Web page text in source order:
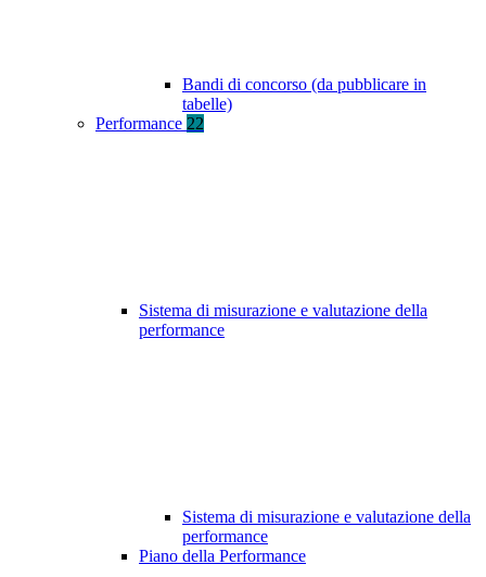
Bandi di concorso (da pubblicare in
tabelle)
Performance 22
Sistema di misurazione e valutazione della
performance
Sistema di misurazione e valutazione della
performance
Piano della Performance